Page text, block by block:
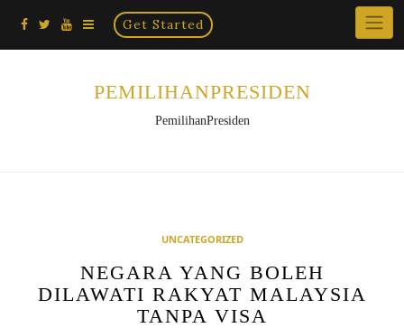
content
Get Started
PEMILIHANPRESIDEN
PemilihanPresiden
UNCATEGORIZED
NEGARA YANG BOLEH
DILAWATI RAKYAT MALAYSIA
TANPA VISA
×